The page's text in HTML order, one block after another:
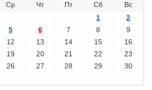
Ср Чт Пт Сб
Вс
1
2
5 6 7 8
9
12 13 14 15
16
19 20 21 22
23
26 27 28 29
30